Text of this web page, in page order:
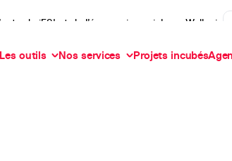
Les outils Nos services Projets incubés
de iES! et de l’économie sociale en Wallonie